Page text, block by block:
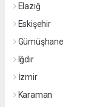
Elazığ
Eskişehir
Gümüşhane
Iğdır
İzmir
Karaman